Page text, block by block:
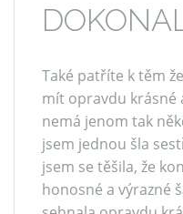
Také patříte k těm
mít opravdu krásné
nemá jenom tak
jsem jednou šla
jsem se těšila, že
honosné a výrazné